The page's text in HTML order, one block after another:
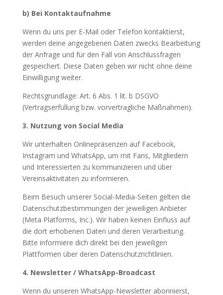
b) Bei Kontaktaufnahme
Wenn du uns per E-Mail oder Telefon kontaktierst,
werden deine angegebenen Daten zwecks Bearbeitung
der Anfrage und für den Fall von Anschlussfragen
gespeichert. Diese Daten geben wir nicht ohne deine
Einwilligung weiter.
Rechtsgrundlage: Art. 6 Abs. 1 lit. b DSGVO
(Vertragserfüllung bzw. vorvertragliche Maßnahmen).
3. Nutzung von Social Media
Wir unterhalten Onlinepräsenzen auf Facebook,
Instagram und WhatsApp, um mit Fans, Mitgliedern
und Interessierten zu kommunizieren und über
Vereinsaktivitäten zu informieren.
Beim Besuch unserer Social-Media-Seiten gelten die
Datenschutzbestimmungen der jeweiligen Anbieter
(Meta Platforms, Inc.). Wir haben keinen Einfluss auf
die dort erhobenen Daten und deren Verarbeitung.
Bitte informiere dich direkt bei den jeweiligen
Plattformen über deren Datenschutzrichtlinien.
4. Newsletter / WhatsApp-Broadcast
Wenn du unseren WhatsApp-Newsletter abonnierst,